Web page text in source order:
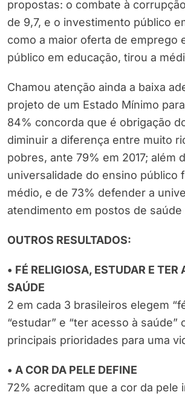
propostas: o combate à
de 9,7, e o investimento público
como a maior oferta de emprego
público em educação, tirou a
Chamou atenção ainda a baixa
projeto de um Estado Mínimo
84% concorda que é obrigação
diminuir a diferença entre muito
pobres, ante 79% em 2017; além
universalidade do ensino público
médio, e de 73% defender a
atendimento em postos de saúde
OUTROS RESULTADOS:
• FÉ RELIGIOSA, ESTUDAR E TER
SAÚDE
2 em cada 3 brasileiros elegem
“estudar” e “ter acesso à saúde”
principais prioridades para uma
• A COR DA PELE DEFINE
72% acreditam que a cor da pele